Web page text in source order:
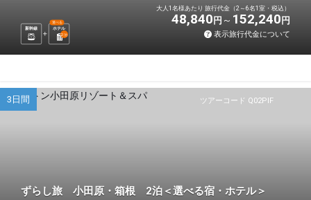
新幹線 ホテル
選べる
2泊
大人1名様あたり 旅行代金（2～6名1室・税込）
48,840 円 152,240 円
表示旅行代金について
ツアーコード Q02PIF
3日間
ずらし旅 小田原・箱根 2泊＜選べる宿・ホテル＞